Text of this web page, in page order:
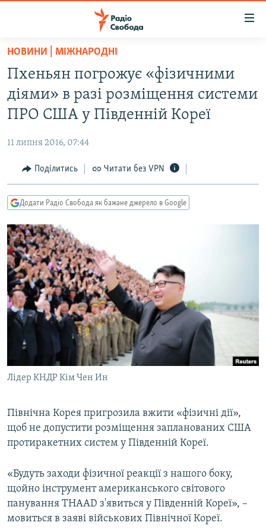
Перейти
основного
матеріалу
Перейти
до
основної
Перейти
до
пошуку
СТАТТІ
СУСПІЛЬСТВО
УКРАЇНА
СВІТ
РОСІЙСЬКА «ФІЛЬТРАЦІЯ»
ДОНБАС.РЕАЛІЇ
ТИ ЯК?
СХЕМИ
КИТАЙ.ВИКЛИКИ
МУЛЬТИМЕДІА
ФОТО
СПЕЦПРОЄКТИ
ПОДКАСТИ
КРИМ РЕАЛІЇ
УКР
КТАТ
НОВИНИ | МІЖНАРОДНІ
Пхеньян погрожує «фізичними
діями» в разі розміщення системи
ПРО США у Південній Кореї
11 липня 2016, 07:44
Поділитись Читати без VPN
Додати Радіо Свобода як бажане джерело в Google
Лідер КНДР Кім Чен Ин
Північна Корея пригрозила вжити «фізичні дії»,
щоб не допустити розміщення запланованих США
протиракетних систем у Південній Кореї.
«Будуть заходи фізичної реакції з нашого боку,
щойно інструмент американського світового
панування THAAD з'явиться у Південній Кореї», –
мовиться в заяві військових Північної Кореї.